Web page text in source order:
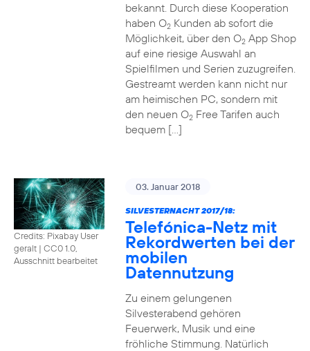
bekannt. Durch diese Kooperation
haben O2Kunden ab sofort die
Möglichkeit, über den O2App Shop
auf eine riesige Auswahl an
Spielfilmen und Serien zuzugreifen.
Gestreamt werden kann nicht nur
am heimischen PC, sondern mit
den neuen O2Free Tarifen auch
bequem […]
Credits: Pixabay User
geralt | CC0 1.0,
Ausschnitt bearbeitet
03. Januar 2018
SILVESTERNACHT 2017/18:
Telefónica-Netz mit
Rekordwerten bei der
mobilen
Datennutzung
Zu einem gelungenen
Silvesterabend gehören
Feuerwerk, Musik und eine
fröhliche Stimmung. Natürlich